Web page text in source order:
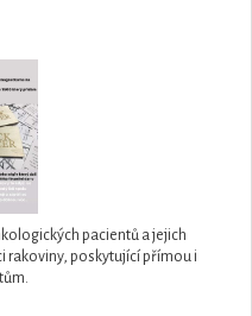
pacientů a jejich
rakoviny, poskytující přímou i